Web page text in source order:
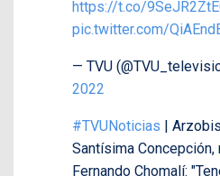
https://t.co/
pic.twitter.com/
— TVU
2022
#TVUNoticias |
Santísima Concepción,
Fernando Chomalí: